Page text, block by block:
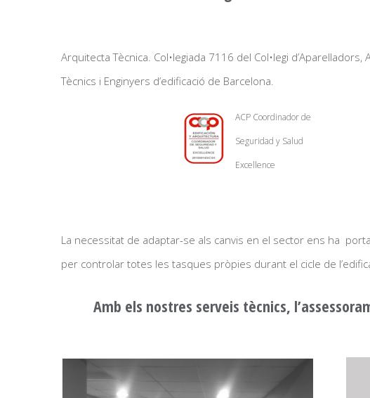
Arquitecta Tècnica. Col•legiada 7116 del Col•legi d’Aparelladors,
Tècnics i Enginyers d’edificació de Barcelona.
ACP Coordinador de
Seguridad y Salud
Excellence
La necessitat de adaptar-se als canvis en el sector ens ha
per controlar totes les tasques pròpies durant el cicle de
Amb els nostres serveis tècnics,